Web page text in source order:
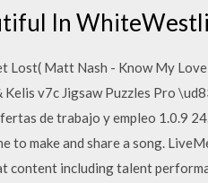
In
Matt Nash - Know My
v7c Jigsaw Puzzles Pro
de trabajo y empleo 1.0.9
to make and share a song.
content including talent